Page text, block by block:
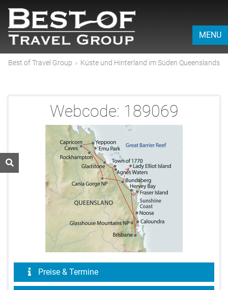
MENU
Best of Travel Group › Küste und Hinterland im Süden Queenslands
Webcode: 189069
Preise & Termine